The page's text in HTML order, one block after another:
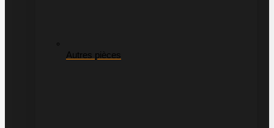
Autres pièces